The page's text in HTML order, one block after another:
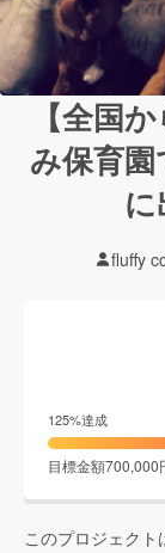
【全国
み保育園
fluffy
125%達成
目標金額700,000
このプロジェクト